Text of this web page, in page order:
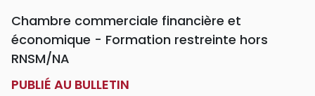
Chambre commerciale financière et
économique - Formation restreinte hors
RNSM/NA
PUBLIÉ AU BULLETIN